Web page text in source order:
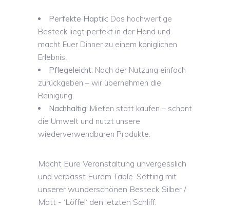
Perfekte Haptik: Das hochwertige
Besteck liegt perfekt in der Hand und
macht Euer Dinner zu einem königlichen
Erlebnis.
Pflegeleicht: Nach der Nutzung einfach
zurückgeben – wir übernehmen die
Reinigung.
Nachhaltig: Mieten statt kaufen – schont
die Umwelt und nutzt unsere
wiederverwendbaren Produkte.
Macht Eure Veranstaltung unvergesslich
und verpasst Eurem Table-Setting mit
unserer wunderschönen Besteck Silber /
Matt - ‘Löffel‘ den letzten Schliff.